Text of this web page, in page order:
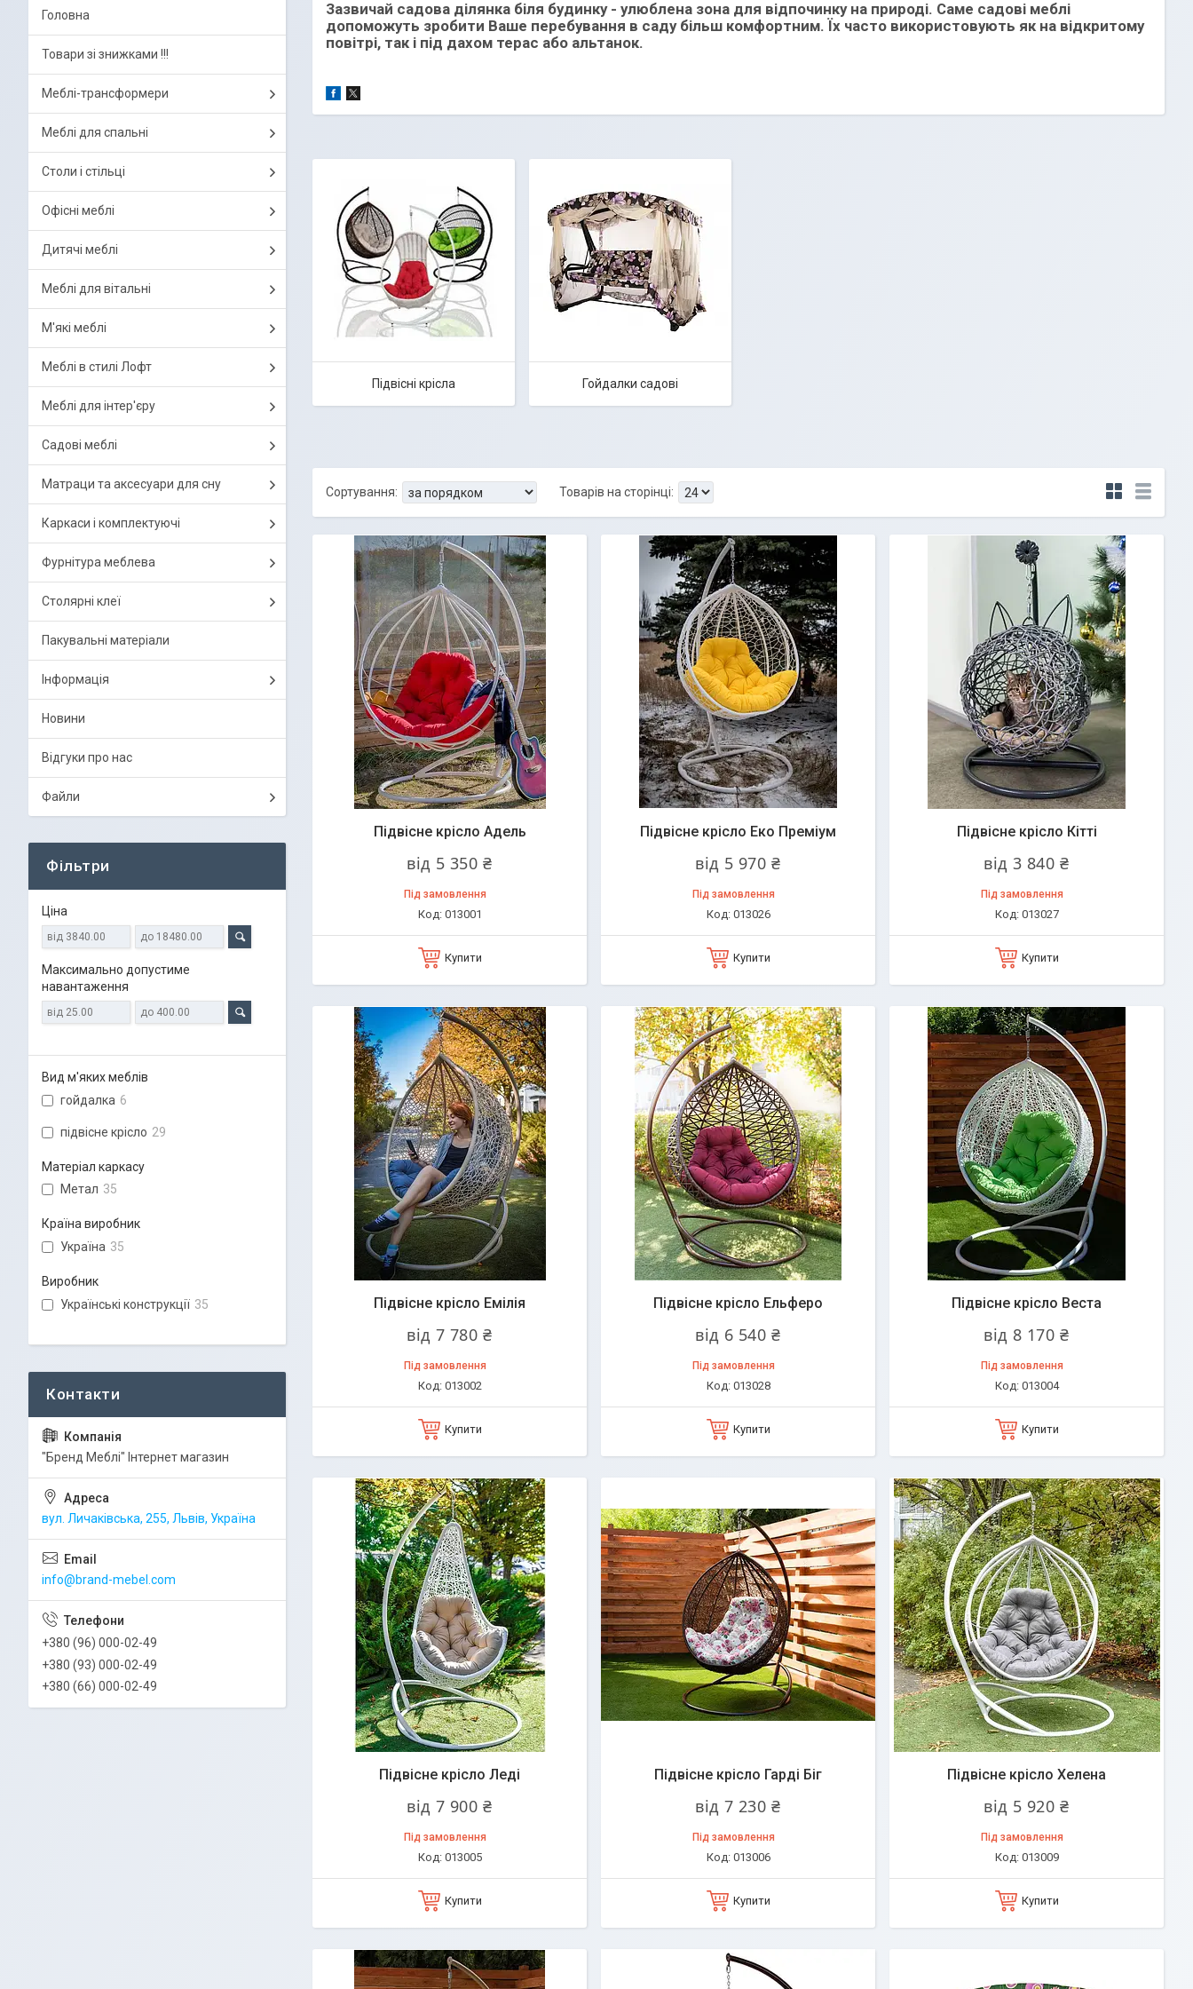
Зазвичай садова ділянка біля будинку - улюблена зона для відпочинку на природі. Саме садові меблі
допоможуть зробити Ваше перебування в саду більш комфортним. Їх часто використовують як на відкритому
повітрі, так і під дахом терас або альтанок.
Підвісні крісла Гойдалки садові
Підвісне крісло Адель
від 5 350 ₴
Під замовлення
013001
Купити
Підвісне крісло Еко Преміум
від 5 970 ₴
Під замовлення
013026
Купити
Підвісне крісло Кітті
від 3 840 ₴
Під замовлення
013027
Купити
Підвісне крісло Емілія
від 7 780 ₴
Під замовлення
013002
Купити
Підвісне крісло Ельферо
від 6 540 ₴
Під замовлення
013028
Купити
Підвісне крісло Веста
від 8 170 ₴
Під замовлення
013004
Купити
Підвісне крісло Леді
від 7 900 ₴
Під замовлення
013005
Купити
Підвісне крісло Гарді Біг
від 7 230 ₴
Під замовлення
013006
Купити
Підвісне крісло Хелена
від 5 920 ₴
Під замовлення
013009
Купити
Головна
Товари зі знижками !!!
Меблі-трансформери
Меблі для спальні
Столи і стільці
Офісні меблі
Дитячі меблі
Меблі для вітальні
М'які меблі
Меблі в стилі Лофт
Меблі для інтер'єру
Садові меблі
Матраци та аксесуари для сну
Каркаси і комплектуючі
Фурнітура меблева
Столярні клеї
Пакувальні матеріали
Інформація
Новини
Відгуки про нас
Файли
Фільтри
Ціна
Максимально допустиме
навантаження
Вид м'яких меблів
гойдалка 6
підвісне крісло 29
Матеріал каркасу
Метал 35
Країна виробник
Україна 35
Виробник
Українські конструкції 35
"Бренд Меблі" Інтернет магазин
вул. Личаківська, 255, Львів, Україна
info@brand-mebel.com
+380 (96) 000-02-49
+380 (93) 000-02-49
+380 (66) 000-02-49